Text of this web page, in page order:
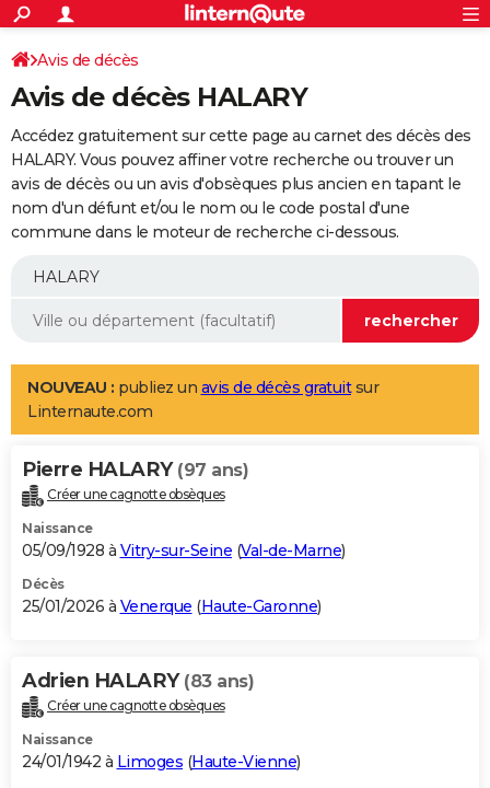
ACTUALITÉS
Politique
Société
Faits Divers
Education
Monde
Villes
+
SPORT
Coupe du monde 2026
Football
Tennis
Cyclisme
Rugby
Forum
Programme TV
TNT
Streaming
Cinéma
Sorties cinéma
Musique
+
FINANCE
Retraite
Epargne
Immobilier
Risques naturels par ville
Banque
Assurance
AUTO
Essais
Réserver un essai
Citadines
Berlines
SUV
Forum auto
+
Mobiles
Meilleur smartphone
Internet
Ordinateurs
Jeux vidéo
Guide high-tech
Aménagement intérieur
LIFESTYLE
Art de vivre
Bien-être
Loisirs
Mode
Modes de vie
Alimentation
Guide de la santé
Maladies
Médicaments
Sommeil
VOYAGE
Destinations
City break
Voyage nature
Voyage de noces
Forum
Climat
+PHOTO
GUIDES D'ACHAT
BONS PLANS
Carte de Noël
Carte Bonne année
Carte Saint-Valentin
Carte Pâques
Carte d'anniversaire
DICTIONNAIRE
Dictionnaire
Biographies
Citations
Expressions
Proverbes
PROGRAMME TV
Avis de décès
Avis de décès HALARY
Accédez gratuitement sur cette page au carnet des décès des
HALARY. Vous pouvez affiner votre recherche ou trouver un
avis de décès ou un avis d'obsèques plus ancien en tapant le
nom d'un défunt et/ou le nom ou le code postal d'une
commune dans le moteur de recherche ci-dessous.
NOUVEAU : publiez un avis de décès gratuitsur
Linternaute.com
Pierre HALARY (97 ans)
Créer une cagnotte obsèques
Naissance
05/09/1928 à Vitry-sur-Seine (Val-de-Marne)
Décès
25/01/2026 à Venerque (Haute-Garonne)
Adrien HALARY (83 ans)
Créer une cagnotte obsèques
Naissance
24/01/1942 à Limoges (Haute-Vienne)